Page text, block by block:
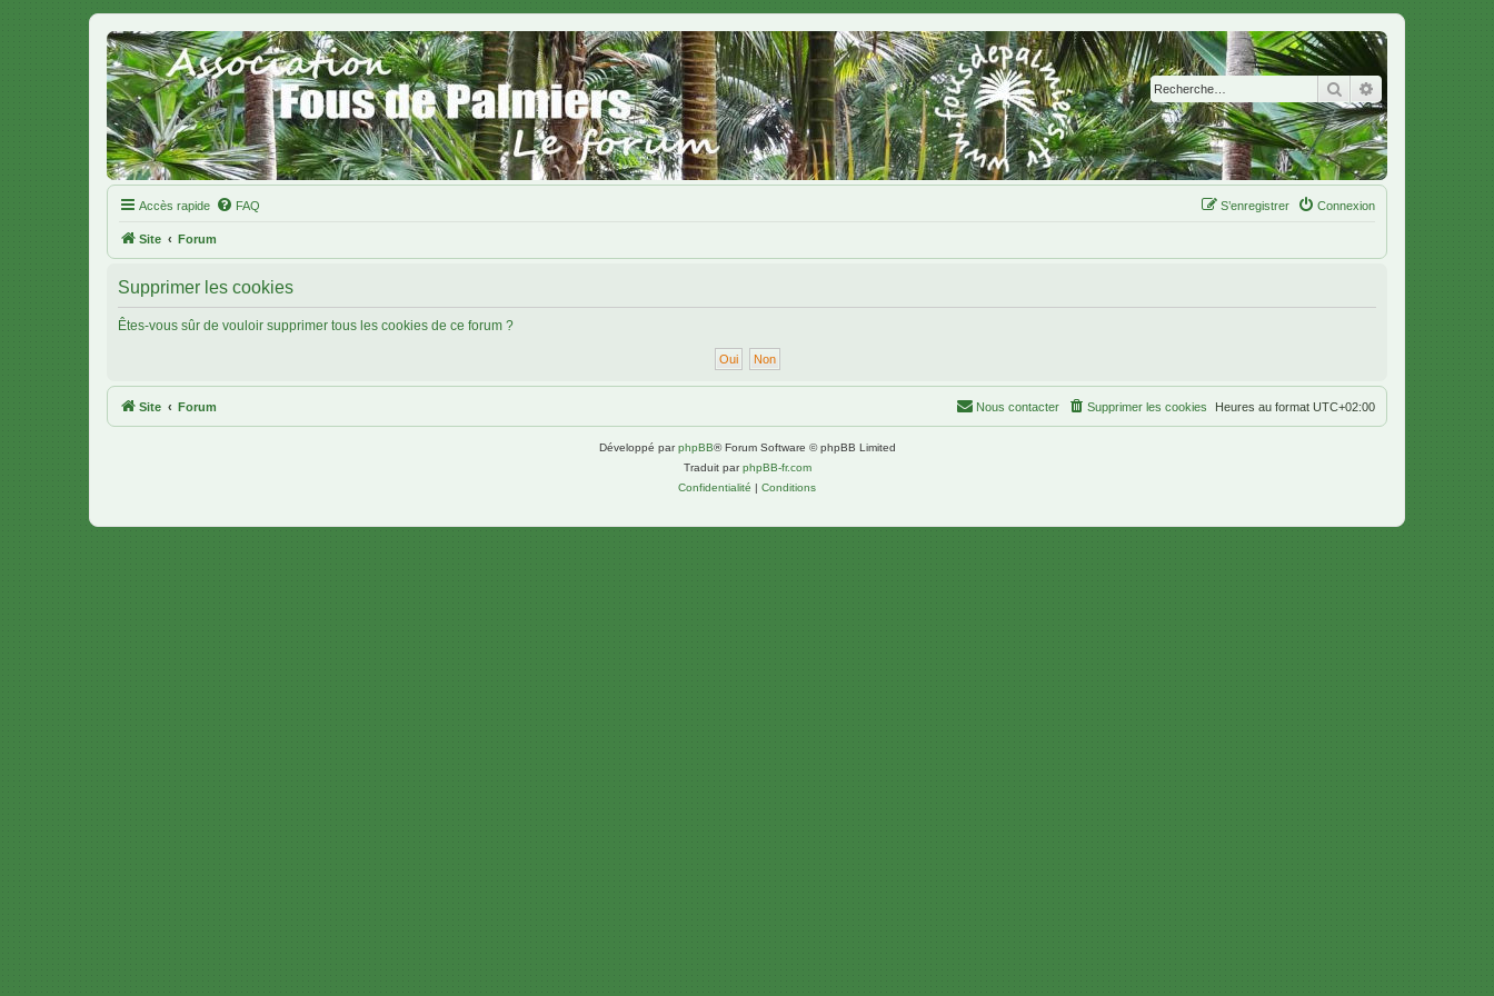
Rechercher
Accès rapide FAQ Connexion
S’enregistrer
Site Forum
Supprimer les cookies
Êtes-vous sûr de vouloir supprimer tous les cookies de ce forum ?
Site Forum Heures au format UTC+02:00
Supprimer les cookies
Nous contacter
Développé parphpBB® Forum Software © phpBB Limited
Traduit parphpBB-fr.com
Confidentialité | Conditions